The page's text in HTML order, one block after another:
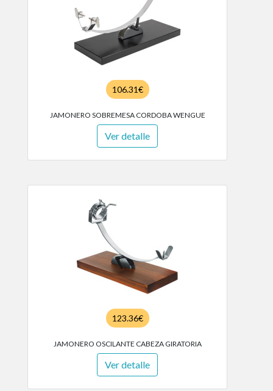
106.31€
JAMONERO SOBREMESA CORDOBA WENGUE
Ver detalle
123.36€
JAMONERO OSCILANTE CABEZA GIRATORIA
Ver detalle